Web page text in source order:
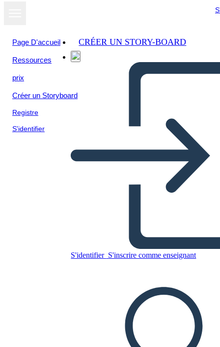
Page D'accueil
Ressources
prix
Créer un Storyboard
Registre
S'identifier
CRÉER UN STORY-BOARD
S'identifier S'inscrire comme enseignant
ADAPTATIVO
CRÉER UN STORYBOARD
LIRE LE DIAPORAMA
LIS-MOI
Afficher sous
forme de